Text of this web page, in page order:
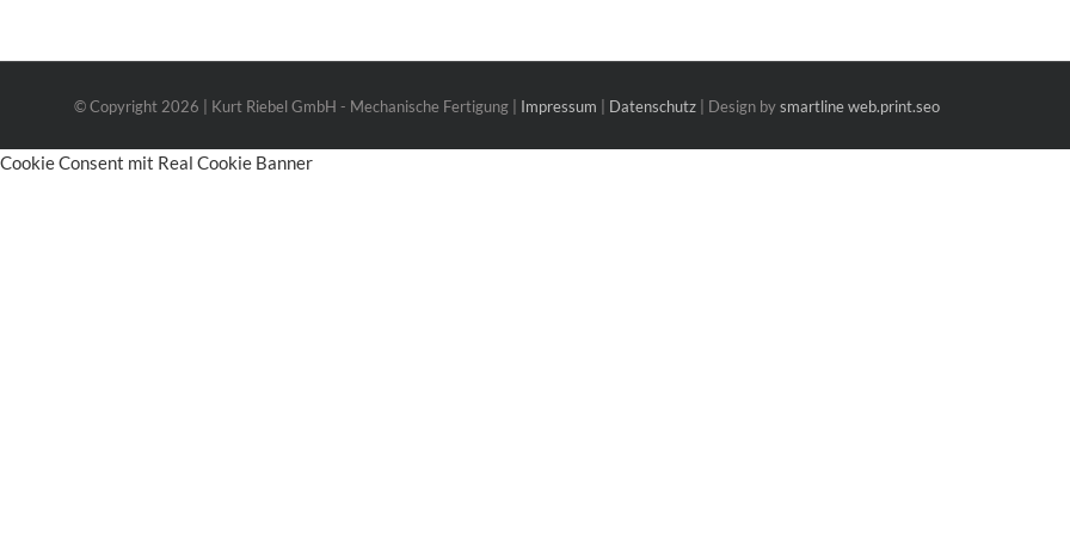
© Copyright2026 | Kurt Riebel GmbH - Mechanische Fertigung | Impressum Datenschutz | Design bysmartline web.print.seo
Cookie Consent mit Real Cookie Banner